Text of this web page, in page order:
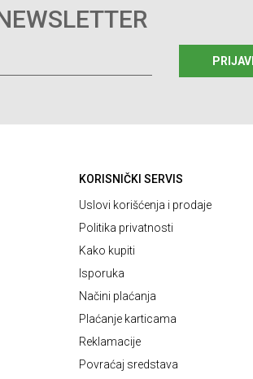
KORISNIČKI SERVIS
Uslovi korišćenja i prodaje
Politika privatnosti
Kako kupiti
Isporuka
Načini plaćanja
Plaćanje karticama
Reklamacije
Povraćaj sredstava